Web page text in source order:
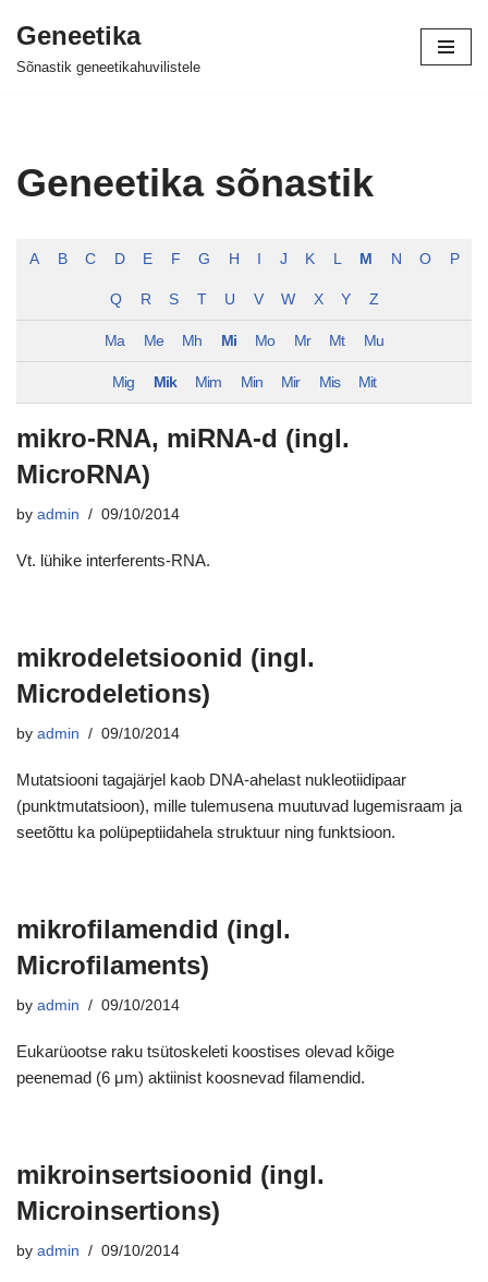
Skip
Geneetika
Sõnastik geneetikahuvilistele
Geneetika sõnastik
A B C D E F G H J K L M N O P
Q R S T U V W X Y Z
Ma Me Mh Mi Mo Mr Mt Mu
Mig Mik Mim Min Mir Mis Mit
mikro-RNA, miRNA-d (ingl.
MicroRNA)
by admin 09/10/2014
Vt. lühike interferents-RNA.
mikrodeletsioonid (ingl.
Microdeletions)
by admin 09/10/2014
Mutatsiooni tagajärjel kaob DNA-ahelast nukleotiidipaar
(punktmutatsioon), mille tulemusena muutuvad lugemisraam ja
seetõttu ka polüpeptiidahela struktuur ning funktsioon.
mikrofilamendid (ingl.
Microfilaments)
by admin 09/10/2014
Eukarüootse raku tsütoskeleti koostises olevad kõige
peenemad (6 μm) aktiinist koosnevad filamendid.
mikroinsertsioonid (ingl.
Microinsertions)
by admin 09/10/2014